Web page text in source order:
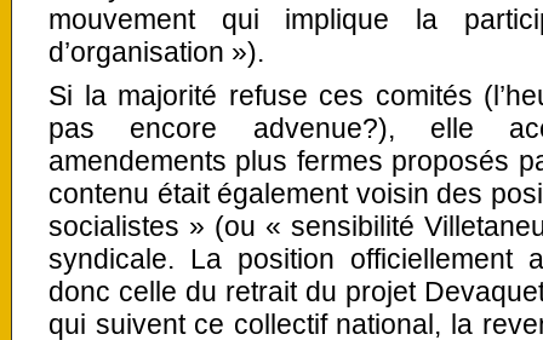
mouvement qui implique la
d’organisation »).
Si la majorité refuse ces comités
pas encore advenue?), elle
amendements plus fermes proposés
contenu était également voisin des
socialistes » (ou « sensibilité
syndicale. La position officiellement
donc celle du retrait du projet
qui suivent ce collectif national, la